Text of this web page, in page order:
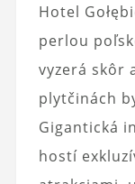
Hotel
perlou
vyzerá skôr
plytčinách
Gigantická
hostí